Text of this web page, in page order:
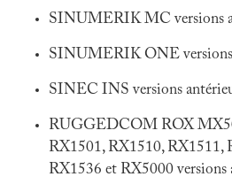
SINUMERIK MC versions
SINUMERIK ONE versions
SINEC INS versions
RUGGEDCOM ROX
RX1501, RX1510, RX1511,
RX1536 et RX5000 versions